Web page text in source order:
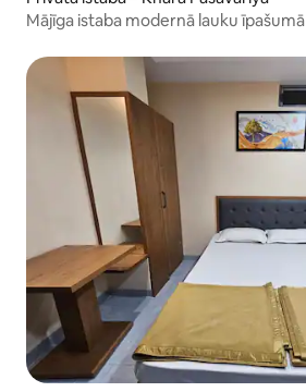
Mājīga istaba modernā lauku īpašumā